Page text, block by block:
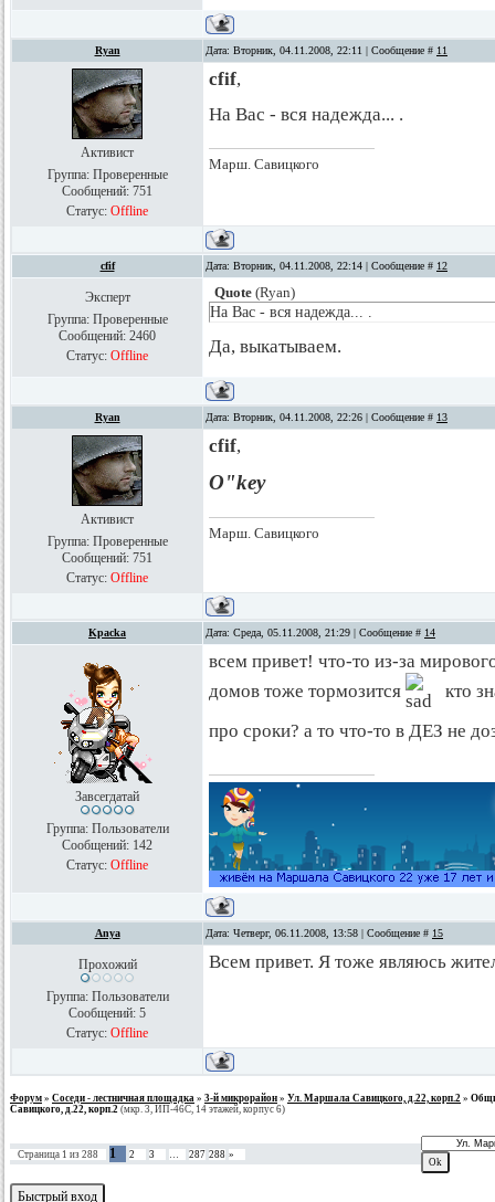
Ryan Дата: Вторник, 04.11.2008, 22:11 | Сообщение # 11
Активист
Группа: Проверенные
Сообщений: 751
Статус: Offline
cfif,
На Вас - вся надежда... .
Марш. Савицкого
cfif Дата: Вторник, 04.11.2008, 22:14 | Сообщение # 12
Эксперт
Группа: Проверенные
Сообщений: 2460
Статус: Offline
Quote (Ryan)
На Вас - вся надежда... .
Да, выкатываем.
Ryan Дата: Вторник, 04.11.2008, 22:26 | Сообщение # 13
Активист
Группа: Проверенные
Сообщений: 751
Статус: Offline
cfif,
O"key
Марш. Савицкого
Kpacka Дата: Среда, 05.11.2008, 21:29 | Сообщение # 14
Завсегдатай
Группа: Пользователи
Сообщений: 142
Статус: Offline
всем привет! что-то из-за
домов тоже тормозится
кто
про сроки? а то что-то в ДЕЗ не
Anya Дата: Четверг, 06.11.2008, 13:58 | Сообщение # 15
Прохожий
Группа: Пользователи
Сообщений: 5
Статус: Offline
Всем привет. Я тоже являюсь
Форум » Соседи - лестничная площадка » 3-й микрорайон » Ул. Маршала Савицкого, д.22, корп.2 »
Савицкого, д.22, корп.2 (мкр. 3, ИП-46С, 14 этажей, корпус 6)
Страница 1 из 288 1 2 3 … 287 288 »